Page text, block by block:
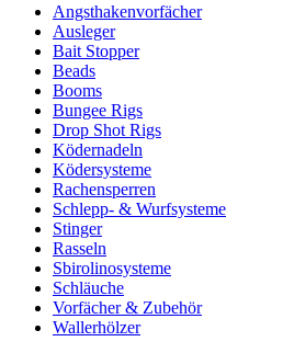
Angsthakenvorfächer
Ausleger
Bait Stopper
Beads
Booms
Bungee Rigs
Drop Shot Rigs
Ködernadeln
Ködersysteme
Rachensperren
Schlepp- & Wurfsysteme
Stinger
Rasseln
Sbirolinosysteme
Schläuche
Vorfächer & Zubehör
Wallerhölzer